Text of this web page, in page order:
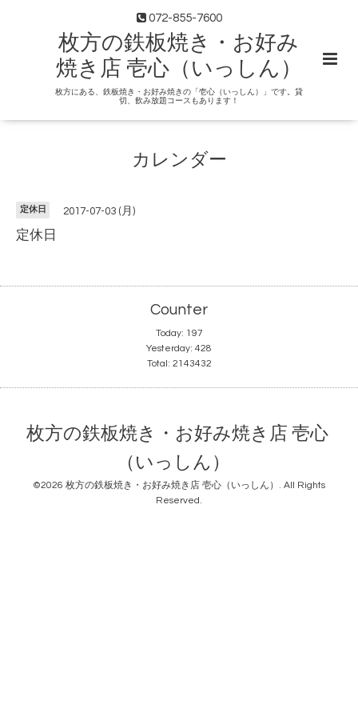
072-855-7600
枚方の鉄板焼き・お好み
焼き店 壱心（いっしん）
枚方にある、鉄板焼き・お好み焼きの「壱心（いっしん）」です。貸
切、飲み放題コースもあります！
カレンダー
定休日 2017-07-03 (月)
定休日
Counter
Today: 197
Yesterday: 428
Total: 2143432
枚方の鉄板焼き・お好み焼き店 壱心
（いっしん）
©2026 枚方の鉄板焼き・お好み焼き店 壱心（いっしん） . All Rights
Reserved.